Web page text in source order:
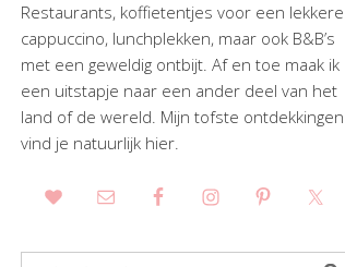
Restaurants, koffietentjes voor een lekkere
cappuccino, lunchplekken, maar ook B&B’s
met een geweldig ontbijt. Af en toe maak ik
een uitstapje naar een ander deel van het
land of de wereld. Mijn tofste ontdekkingen
vind je natuurlijk hier.